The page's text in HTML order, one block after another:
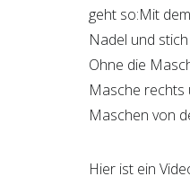
geht so:Mit
Nadel und
Ohne die
Masche rechts
Maschen von
Hier ist ein